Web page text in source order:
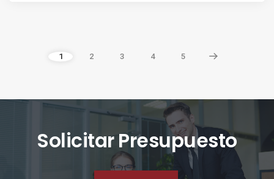
1 2 3 4 5
Solicitar Presupuesto